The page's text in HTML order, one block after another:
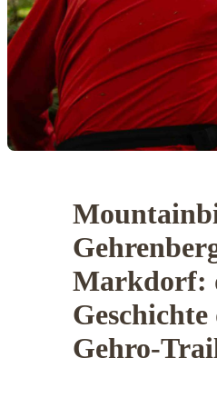
Markdorf:
Geschichte
Gehro-